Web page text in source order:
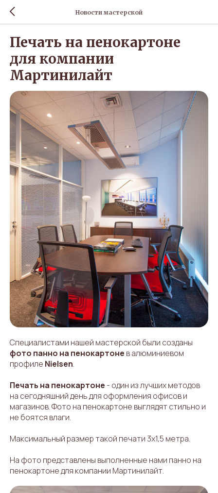
Новости мастерской
Печать на пенокартоне
для компании
Мартинилайт
Специалистами нашей мастерской были созданы
фото панно на пенокартоне в алюминиевом
профиле Nielsen.
Печать на пенокартоне - один из лучших методов
на сегодняшний день для оформления офисов и
магазинов. Фото на пенокартоне выглядят стильно и
не боятся влаги.
Максимальный размер такой печати 3х1,5 метра.
На фото представлены выполненные нами панно на
пенокартоне для компании Мартинилайт.